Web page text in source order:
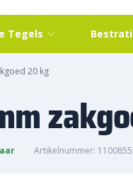
Tegels
20 kg
Artikelnummer: